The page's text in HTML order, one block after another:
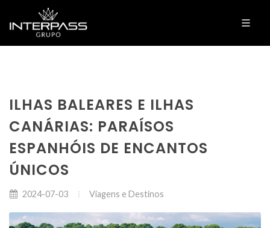
ILHAS BALEARES E ILHAS
CANÁRIAS: PARAÍSOS
ESPANHÓIS DE ENCANTOS
ÚNICOS
2024-07-03 Viagens e Destinos